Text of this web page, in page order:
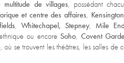
multitude de villages, possédant
et centre des affaires, Kensington
, Whitechapel, Stepney, Mile
ou encore Soho, Covent
, où se trouvent les théâtres, les salles de